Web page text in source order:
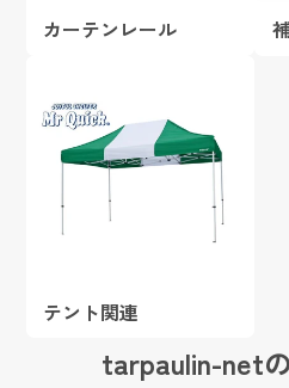
カーテンレール
テント関連
tarpaulin-netの